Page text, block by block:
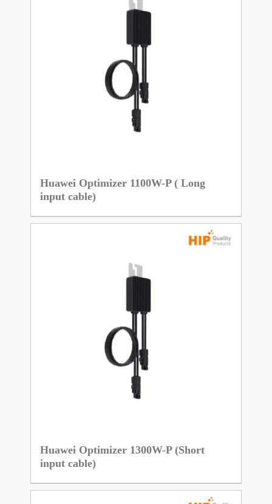
Huawei Optimizer 1100W-P ( Long
input cable)
Huawei Optimizer 1300W-P (Short
input cable)